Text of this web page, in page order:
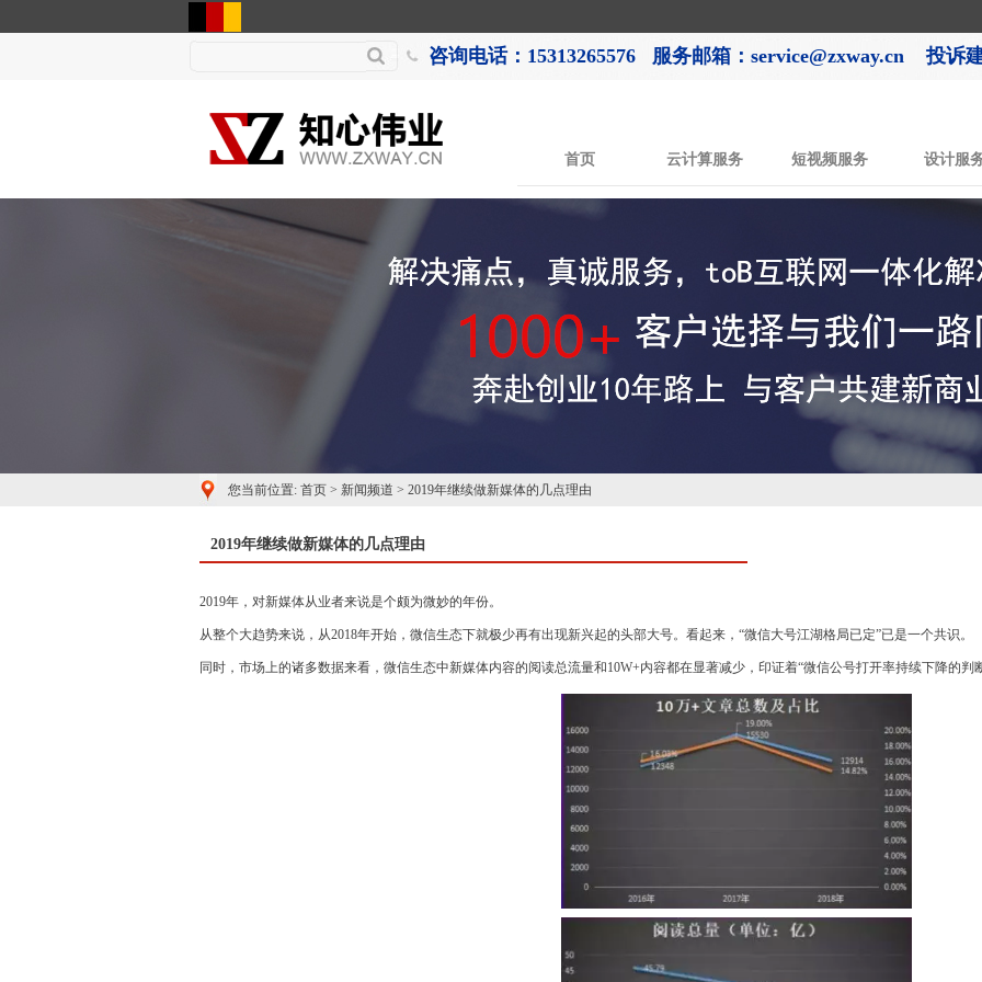
咨询电话：15313265576 服务邮箱：service@zxway.cn 投诉
首页 云计算服务 短视频服务 设计服
您当前位置: 首页 > 新闻频道 > 2019年继续做新媒体的几点理由
2019年继续做新媒体的几点理由
2019年，对新媒体从业者来说是个颇为微妙的年份。
从整个大趋势来说，从2018年开始，微信生态下就极少再有出现新兴起的头部大号。看起来，“微信大号江湖格局已定”已是一个共识。
同时，市场上的诸多数据来看，微信生态中新媒体内容的阅读总流量和10W+内容都在显著减少，印证着“微信公号打开率持续下降的判